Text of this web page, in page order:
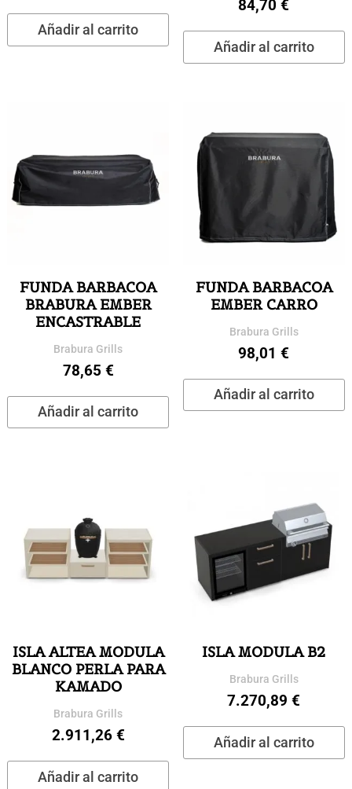
Añadir al carrito
84,70€
Añadir al carrito
FUNDA BARBACOA
BRABURA EMBER
ENCASTRABLE
Brabura Grills
78,65 €
Añadir al carrito
FUNDA BARBACOA
EMBER CARRO
Brabura Grills
98,01€
Añadir al carrito
ISLA ALTEA MODULA
BLANCO PERLA PARA
KAMADO
Brabura Grills
2.911,26 €
Añadir al carrito
ISLA MODULA B2
Brabura Grills
7.270,89€
Añadir al carrito